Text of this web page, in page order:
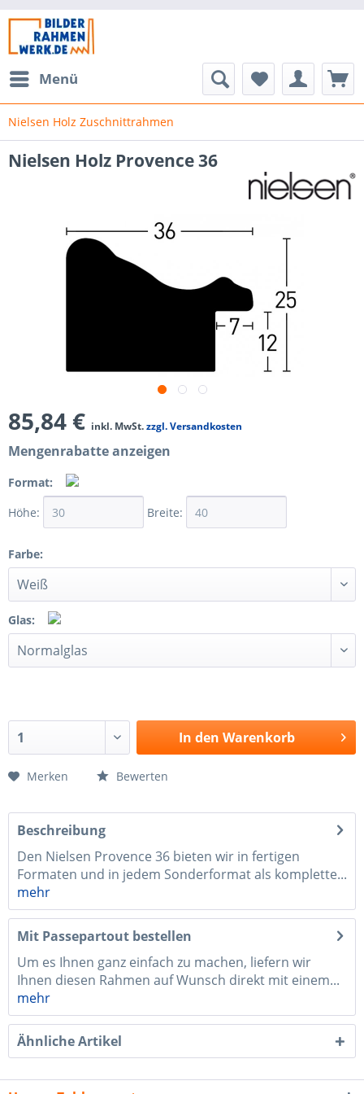
Menü
Nielsen Holz Zuschnittrahmen
Nielsen Holz Provence 36
85,84 € inkl. MwSt.zzgl. Versandkosten
Mengenrabatte anzeigen
Format:
Höhe:
Breite:
Farbe:
Glas:
In den Warenkorb
Merken Bewerten
Beschreibung
Den Nielsen Provence 36 bieten wir in fertigen
Formaten und in jedem Sonderformat als komplette...
mehr
Mit Passepartout bestellen
Um es Ihnen ganz einfach zu machen, liefern wir
Ihnen diesen Rahmen auf Wunsch direkt mit einem...
mehr
Ähnliche Artikel